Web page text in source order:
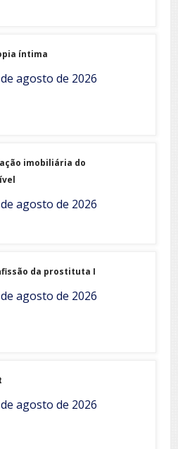
íntima
agosto de 2026
imobiliária do
agosto de 2026
da prostituta I
agosto de 2026
agosto de 2026